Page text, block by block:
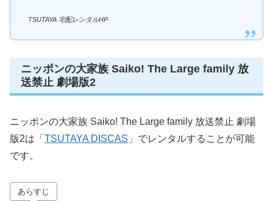
TSUTAYA 宅配レンタルHP
ニッポンの大家族 Saiko! The Large family 放
送禁止 劇場版2
ニッポンの大家族 Saiko! The Large family 放送禁止 劇場
版2は「 TSUTAYA DISCAS 」でレンタルすることが可能
です。
あらすじ